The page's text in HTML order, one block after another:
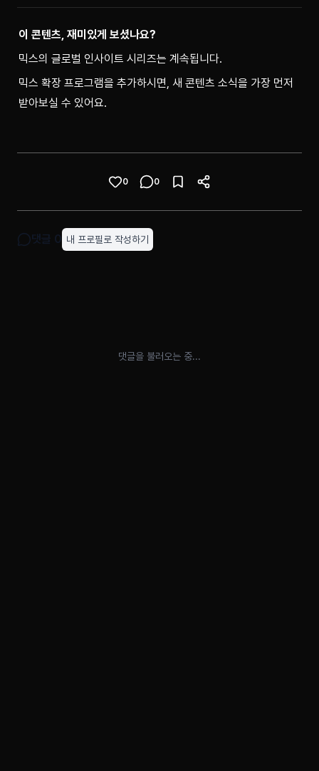
이 콘텐츠, 재미있게 보셨나요?
믹스의 글로벌 인사이트 시리즈는 계속됩니다.
믹스 확장 프로그램을 추가하시면, 새 콘텐츠 소식을 가장 먼저
받아보실 수 있어요.
0 0
댓글 0 내 프로필로 작성하기
댓글을 불러오는 중...